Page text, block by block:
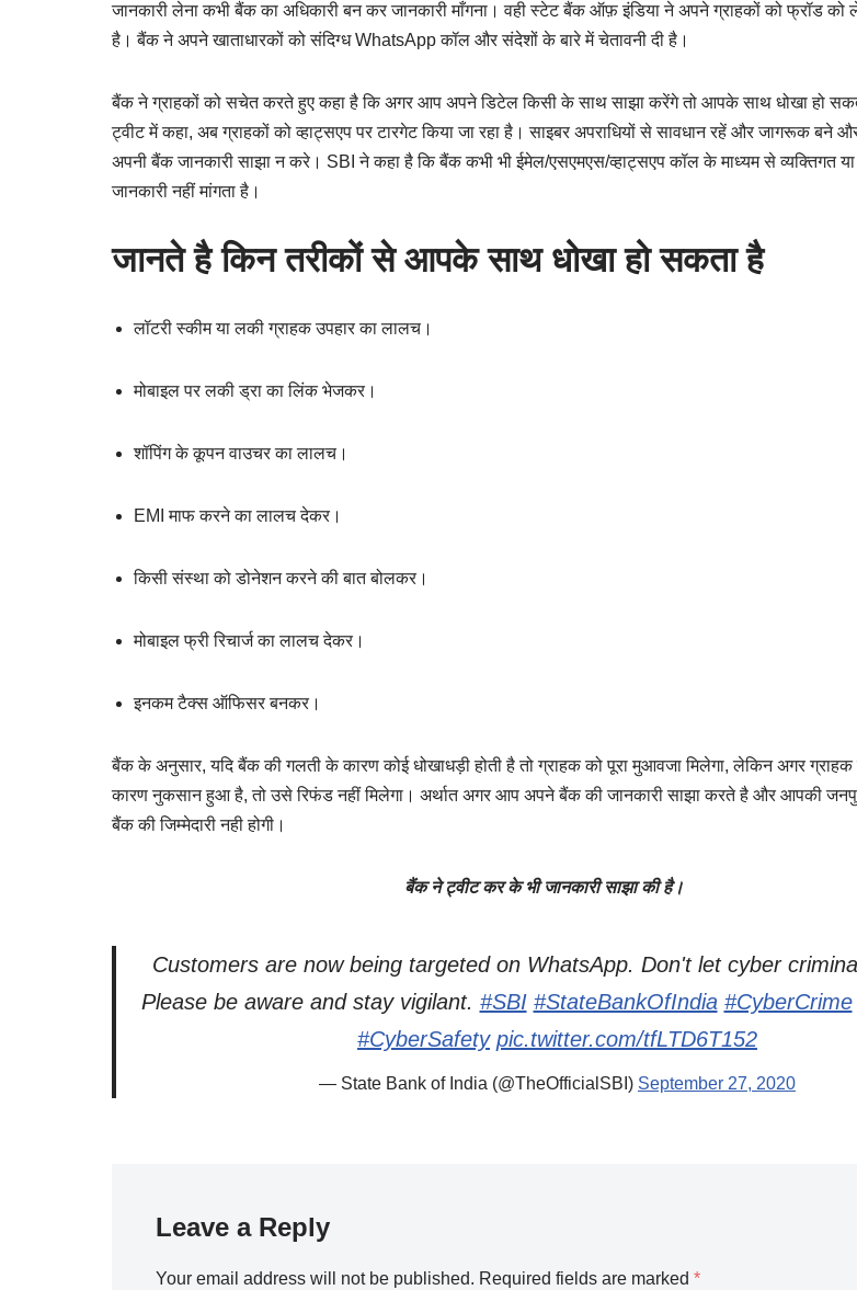
जानकारी लेना कभी बैंक का अधिकारी बन कर जानकारी माँगना। वही स्टेट बैंक ऑफ़ इंडिया ने अपने ग्राहकों को फ्रॉड को
है। बैंक ने अपने खाताधारकों को संदिग्ध WhatsApp कॉल और संदेशों के बारे में चेतावनी दी है।
बैंक ने ग्राहकों को सचेत करते हुए कहा है कि अगर आप अपने डिटेल किसी के साथ साझा करेंगे तो आपके साथ धोखा हो
ट्वीट में कहा, अब ग्राहकों को व्हाट्सएप पर टारगेट किया जा रहा है। साइबर अपराधियों से सावधान रहें और जागरूक
अपनी बैंक जानकारी साझा न करे। SBI ने कहा है कि बैंक कभी भी ईमेल/एसएमएस/व्हाट्सएप कॉल के माध्यम से व्यक्तिगत या
जानकारी नहीं मांगता है।
जानते है किन तरीकों से आपके साथ धोखा हो सकता है
लॉटरी स्कीम या लकी ग्राहक उपहार का लालच।
मोबाइल पर लकी ड्रा का लिंक भेजकर।
शॉपिंग के कूपन वाउचर का लालच।
EMI माफ करने का लालच देकर।
किसी संस्था को डोनेशन करने की बात बोलकर।
मोबाइल फ्री रिचार्ज का लालच देकर।
इनकम टैक्स ऑफिसर बनकर।
बैंक के अनुसार, यदि बैंक की गलती के कारण कोई धोखाधड़ी होती है तो ग्राहक को पूरा मुआवजा मिलेगा, लेकिन अगर ग्राहक
कारण नुकसान हुआ है, तो उसे रिफंड नहीं मिलेगा। अर्थात अगर आप अपने बैंक की जानकारी साझा करते है और आपकी
बैंक की जिम्मेदारी नही होगी।
बैंक ने ट्वीट कर के भी जानकारी साझा की है।
Customers are now being targeted on WhatsApp. Don't let cyber
Please be aware and stay vigilant. #SBI #StateBankOfIndia #CyberCrime
#CyberSafety pic.twitter.com/tfLTD6T152
— State Bank of India (@TheOfficialSBI) September 27, 2020
Leave a Reply
Your email address will not be published. Required fields are marked *